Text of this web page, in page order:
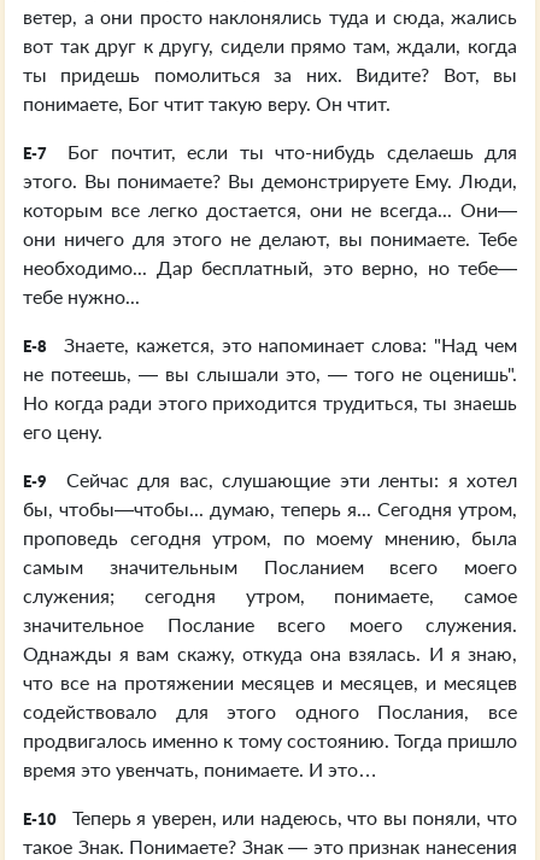
ветер, а они просто наклонялись туда и сюда, жались
вот так друг к другу, сидели прямо там, ждали, когда
ты придешь помолиться за них. Видите? Вот, вы
понимаете, Бог чтит такую веру. Он чтит.
E-7
Бог почтит, если ты что-нибудь сделаешь для
этого. Вы понимаете? Вы демонстрируете Ему. Люди,
которым все легко достается, они не всегда... Они—
они ничего для этого не делают, вы понимаете. Тебе
необходимо... Дар бесплатный, это верно, но тебе—
тебе нужно...
E-8
Знаете, кажется, это напоминает слова: "Над чем
не потеешь, — вы слышали это, — того не оценишь".
Но когда ради этого приходится трудиться, ты знаешь
его цену.
E-9
Сейчас для вас, слушающие эти ленты: я хотел
бы, чтобы—чтобы... думаю, теперь я... Сегодня утром,
проповедь сегодня утром, по моему мнению, была
самым значительным Посланием всего моего
служения; сегодня утром, понимаете, самое
значительное Послание всего моего служения.
Однажды я вам скажу, откуда она взялась. И я знаю,
что все на протяжении месяцев и месяцев, и месяцев
содействовало для этого одного Послания, все
продвигалось именно к тому состоянию. Тогда пришло
время это увенчать, понимаете. И это…
E-10
Теперь я уверен, или надеюсь, что вы поняли, что
такое Знак. Понимаете? Знак — это признак нанесения